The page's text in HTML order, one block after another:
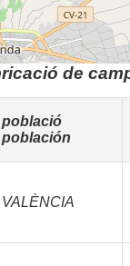
de
població
población
VALÈNCIA